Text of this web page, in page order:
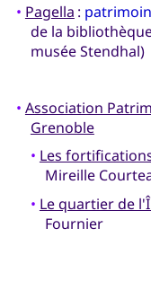
• Pagella :
de la
musée Stendhal)
• Association
Grenoble
• Les
Mireille
• Le quartier de
Fournier